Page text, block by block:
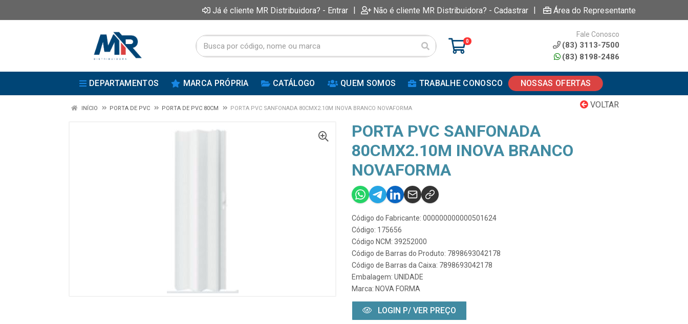
Já é cliente MR Distribuidora? - Entrar | Não é cliente MR Distribuidora? - Cadastrar | Área do Representante
0
Fale Conosco
(83) 3113-7500
(83) 8198-2486
DEPARTAMENTOS MARCA PRÓPRIA CATÁLOGO QUEM SOMOS TRABALHE CONOSCO NOSSAS OFERTAS
VOLTAR
INÍCIO PORTA DE PVC PORTA DE PVC 80CM PORTA PVC SANFONADA 80CMX2.10M INOVA BRANCO NOVAFORMA
PORTA PVC SANFONADA
80CMX2.10M INOVA BRANCO
NOVAFORMA
Código do Fabricante: 000000000000501624
Código: 175656
Código NCM: 39252000
Código de Barras do Produto: 7898693042178
Código de Barras da Caixa: 7898693042178
Embalagem: UNIDADE
Marca: NOVA FORMA
LOGIN P/ VER PREÇO